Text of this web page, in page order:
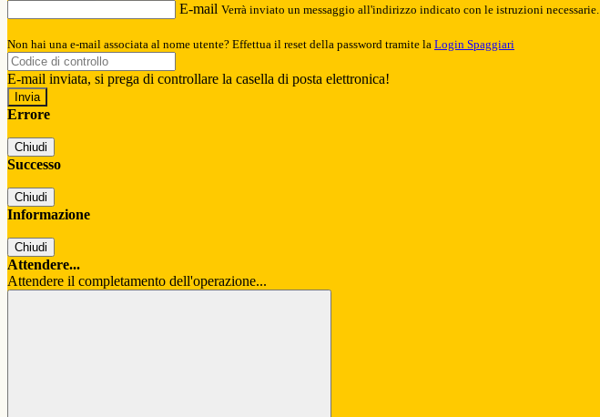
E-mail Verrà inviato un messaggio all'indirizzo indicato con le istruzioni necessarie.
Non hai una e-mail associata al nome utente? Effettua il reset della password tramite la Login Spaggiari
E-mail inviata, si prega di controllare la casella di posta elettronica!
Errore
Chiudi
Successo
Chiudi
Informazione
Chiudi
Attendere...
Attendere il completamento dell'operazione...